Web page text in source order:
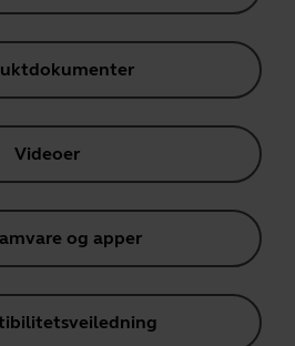
Videoer
og apper